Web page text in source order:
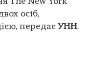
осіб,
передає УНН.